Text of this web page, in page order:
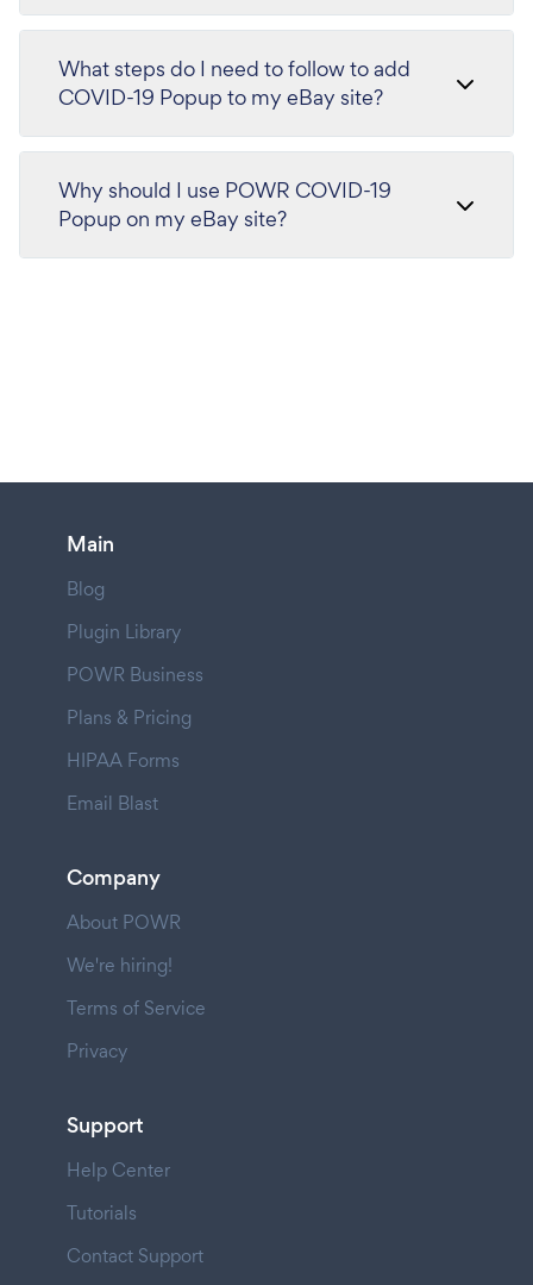
What steps do I need to follow to add
COVID-19 Popup to my eBay site?
Why should I use POWR COVID-19
Popup on my eBay site?
Main
Blog
Plugin Library
POWR Business
Plans & Pricing
HIPAA Forms
Email Blast
Company
About POWR
We're hiring!
Terms of Service
Privacy
Support
Help Center
Tutorials
Contact Support